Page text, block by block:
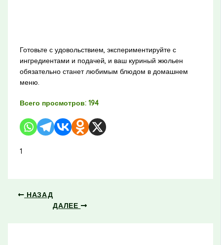
Готовьте с удовольствием, экспериментируйте с
ингредиентами и подачей, и ваш куриный жюльен
обязательно станет любимым блюдом в домашнем
меню.
Всего просмотров: 194
1
НАЗАД
ДАЛЕЕ